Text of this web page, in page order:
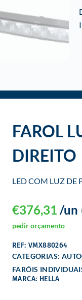
FAROL
DIREITO
LED COM LUZ DE
€376,31 /un
pedir orçamento
REF: VMX880264
CATEGORIAS:
FARÓIS
MARCA: HELLA